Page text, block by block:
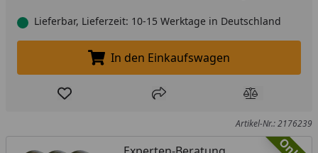
Lieferbar, Lieferzeit: 10-15 Werktage in Deutschland
In den Einkaufswagen legen
In den Einkaufswagen
Produkt zur Wunschliste hinzufügen
Teilen Produkt
Artikel-Nr.: 2176239